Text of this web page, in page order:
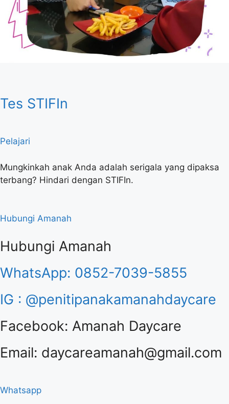
Tes STIFIn
Pelajari
Mungkinkah anak Anda adalah serigala yang dipaksa
terbang? Hindari dengan STIFIn.
Hubungi Amanah
Hubungi Amanah
WhatsApp: 0852-7039-5855
IG : @penitipanakamanahdaycare
Facebook: Amanah Daycare
Email: daycareamanah@gmail.com
Whatsapp